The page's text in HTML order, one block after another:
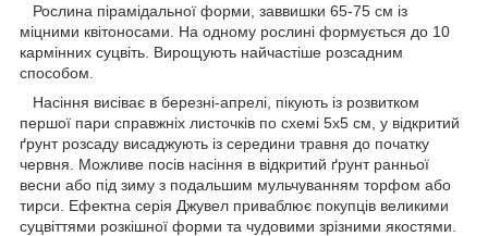
Рослина пірамідальної форми, заввишки 65-75 см із
міцними квітоносами. На одному рослині формується до 10
кармінних суцвіть. Вирощують найчастіше розсадним
способом.
Насіння висіває в березні-апрелі, пікують із розвитком
першої пари справжніх листочків по схемі 5х5 см, у відкритий
ґрунт розсаду висаджують із середини травня до початку
червня. Можливе посів насіння в відкритий ґрунт ранньої
весни або під зиму з подальшим мульчуванням торфом або
тирси. Ефектна серія Джувел приваблює покупців великими
суцвіттями розкішної форми та чудовими зрізними якостями.